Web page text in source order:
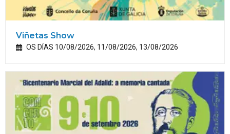
Viñetas Show
OS DÍAS 10/08/2026, 11/08/2026, 13/08/2026